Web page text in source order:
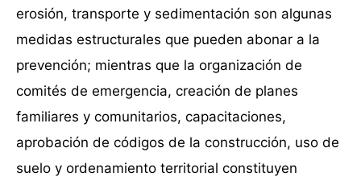
erosión, transporte y sedimentación son algunas
medidas estructurales que pueden abonar a la
prevención; mientras que la organización de
comités de emergencia, creación de planes
familiares y comunitarios, capacitaciones,
aprobación de códigos de la construcción, uso de
suelo y ordenamiento territorial constituyen